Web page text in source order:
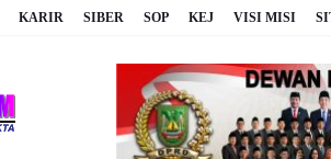
KARIR SIBER SOP KEJ VISI MISI